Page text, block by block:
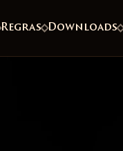
Regras Downloads